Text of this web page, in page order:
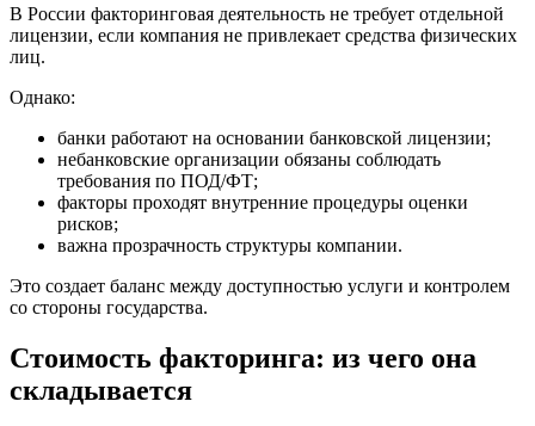
В России факторинговая деятельность не требует отдельной
лицензии, если компания не привлекает средства физических
лиц.
Однако:
банки работают на основании банковской лицензии;
небанковские организации обязаны соблюдать
требования по ПОД/ФТ;
факторы проходят внутренние процедуры оценки
рисков;
важна прозрачность структуры компании.
Это создает баланс между доступностью услуги и контролем
со стороны государства.
Стоимость факторинга: из чего она
складывается